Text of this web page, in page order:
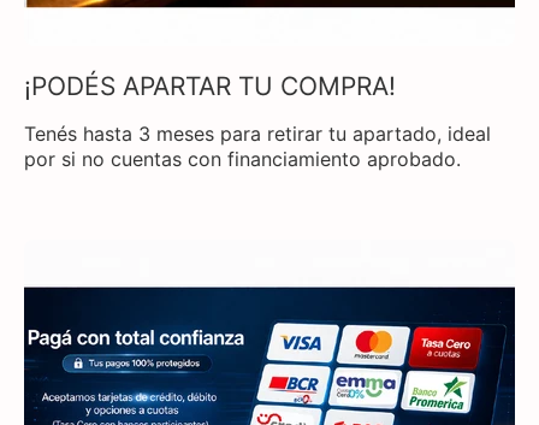
¡PODÉS APARTAR TU COMPRA!
Tenés hasta 3 meses para retirar tu apartado, ideal
por si no cuentas con financiamiento aprobado.